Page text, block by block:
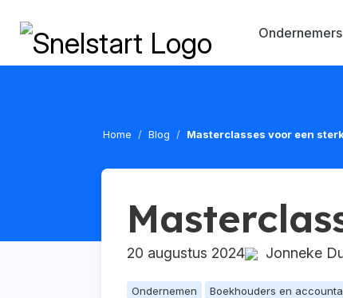
Ondernemers
Home Blog Masterclasses voor een
20 augustus 2024 Jonneke
Ondernemen Boekhouders en